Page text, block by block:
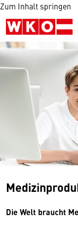
Zum Inhalt springen
Die Welt braucht